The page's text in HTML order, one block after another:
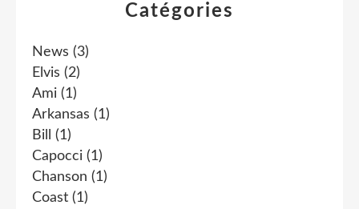
Catégories
News (3)
Elvis (2)
Ami (1)
Arkansas (1)
Bill
(1)
Capocci (1)
Chanson (1)
Coast (1)